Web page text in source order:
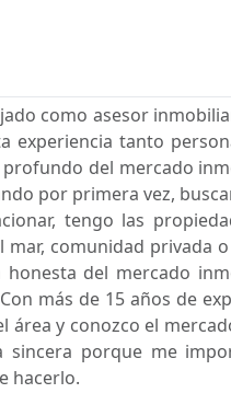
como asesor
experiencia tanto
del mercado
por primera vez,
tengo las
mar, comunidad privada
del mercado
más de 15 años de
área y conozco el
sincera porque me
hacerlo.